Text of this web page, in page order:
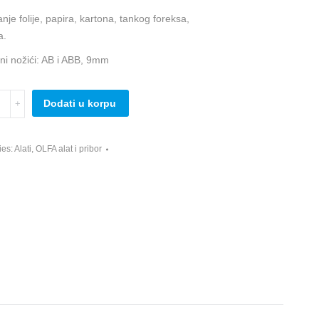
folije, papira, kartona, tankog foreksa,
nožići: AB i ABB, 9mm
Dodati u korpu
Alati,OLFA alat i pribor